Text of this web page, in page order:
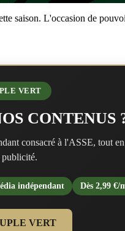
saison. L'occasion de
VERT
CONTENUS
consacré à l'ASSE, tout
publicité.
indépendant Dès 2,99 €/
VERT